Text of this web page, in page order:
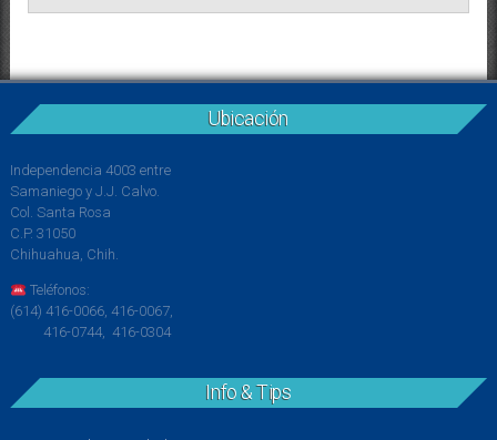
Ubicación
Independencia 4003 entre
Samaniego y J.J. Calvo.
Col. Santa Rosa
C.P. 31050
Chihuahua, Chih.
Teléfonos:
(614) 416-0066, 416-0067,
416-0744, 416-0304
Info & Tips